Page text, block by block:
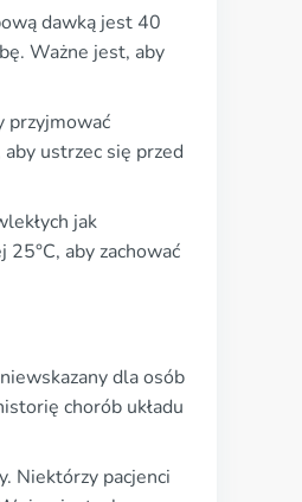
dawką jest 40
Ważne jest, aby
przyjmować
ustrzec się przed
jak
aby zachować
dla osób
chorób układu
Niektórzy pacjenci